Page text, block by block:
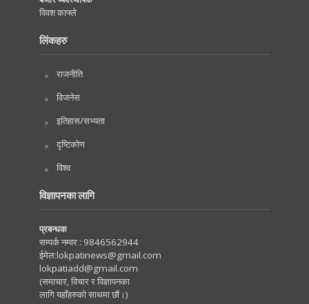
विवश काफ्ले
लिंकहरु
राजनीति
विजनेस
इतिहास/सभ्यता
दृष्टिकोण
विश्व
विज्ञापनका लागि
प्रबन्धक
सम्पर्क नम्वर : 9846562944
ईमेल:lokpatinews@gmail.com
lokpatiadd@gmail.com
(समाचार, विचार र विज्ञापनका
लागि यहाँहरुको साथमा छौं।)